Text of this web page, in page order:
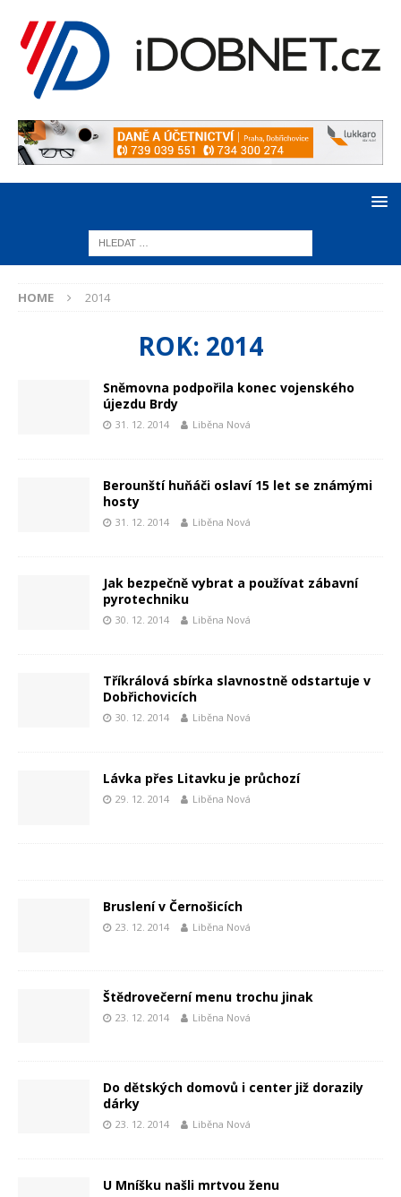
HOME 2014
ROK: 2014
Sněmovna podpořila konec vojenského
újezdu Brdy
31. 12. 2014 Liběna Nová
Berounští huňáči oslaví 15 let se známými
hosty
31. 12. 2014 Liběna Nová
Jak bezpečně vybrat a používat zábavní
pyrotechniku
30. 12. 2014 Liběna Nová
Tříkrálová sbírka slavnostně odstartuje v
Dobřichovicích
30. 12. 2014 Liběna Nová
Lávka přes Litavku je průchozí
29. 12. 2014 Liběna Nová
Bruslení v Černošicích
23. 12. 2014 Liběna Nová
Štědrovečerní menu trochu jinak
23. 12. 2014 Liběna Nová
Do dětských domovů i center již dorazily
dárky
23. 12. 2014 Liběna Nová
U Mníšku našli mrtvou ženu